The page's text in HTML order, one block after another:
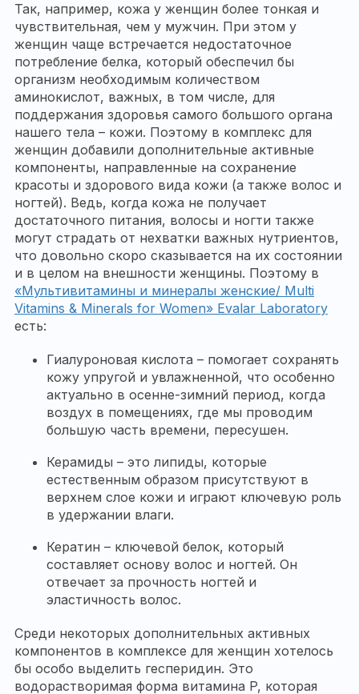
Так, например, кожа у женщин более тонкая и
чувствительная, чем у мужчин. При этом у
женщин чаще встречается недостаточное
потребление белка, который обеспечил бы
организм необходимым количеством
аминокислот, важных, в том числе, для
поддержания здоровья самого большого органа
нашего тела – кожи. Поэтому в комплекс для
женщин добавили дополнительные активные
компоненты, направленные на сохранение
красоты и здорового вида кожи (а также волос и
ногтей). Ведь, когда кожа не получает
достаточного питания, волосы и ногти также
могут страдать от нехватки важных нутриентов,
что довольно скоро сказывается на их состоянии
и в целом на внешности женщины. Поэтому в
«Мультивитамины и минералы женские/ Multi
Vitamins & Minerals for Women» Evalar Laboratory
есть:
Гиалуроновая кислота – помогает сохранять
кожу упругой и увлажненной, что особенно
актуально в осенне-зимний период, когда
воздух в помещениях, где мы проводим
большую часть времени, пересушен.
Керамиды – это липиды, которые
естественным образом присутствуют в
верхнем слое кожи и играют ключевую роль
в удержании влаги.
Кератин – ключевой белок, который
составляет основу волос и ногтей. Он
отвечает за прочность ногтей и
эластичность волос.
Среди некоторых дополнительных активных
компонентов в комплексе для женщин хотелось
бы особо выделить гесперидин. Это
водорастворимая форма витамина P, которая